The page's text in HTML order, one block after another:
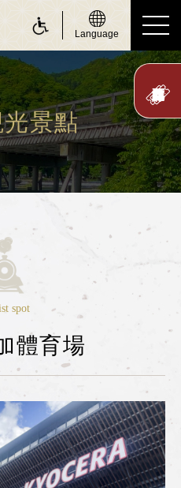
Language
）
景點
spot
體育場